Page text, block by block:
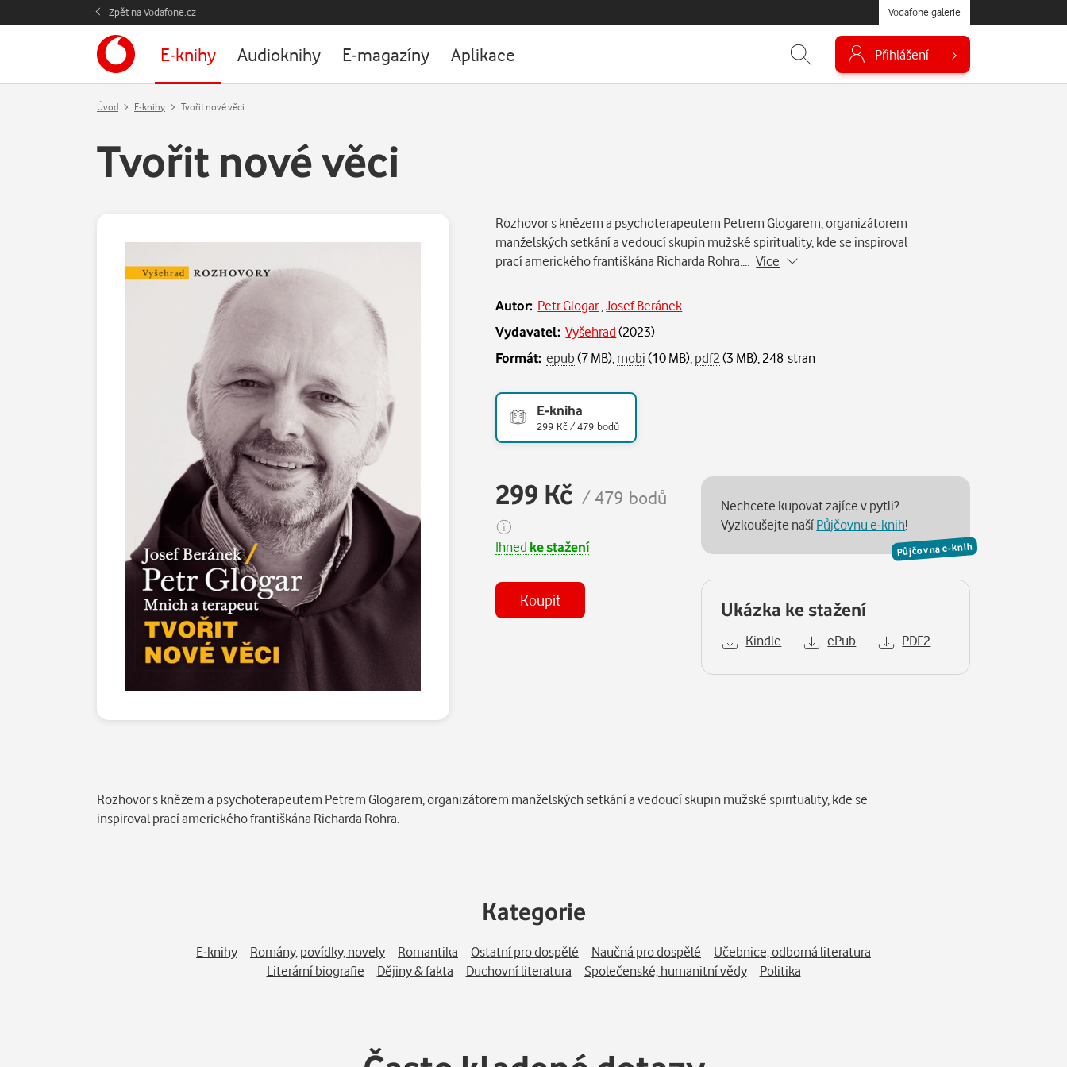
Zpět na Vodafone.cz Vodafone galerie
E-knihy Audioknihy E-magazíny Aplikace Přihlášení
Úvod E-knihy Tvořit nové věci
Tvořit nové věci
Rozhovor s knězem a psychoterapeutem Petrem Glogarem, organizátorem
manželských setkání a vedoucí skupin mužské spirituality, kde se inspiroval
prací amerického františkána Richarda Rohra.…Více
Autor: Petr Glogar,Josef Beránek
Vydavatel: Vyšehrad(2023)
Formát: epub(7 MB), mobi(10 MB), pdf2(3 MB), 248 stran
E-kniha
299 Kč / 479 bodů
299 Kč / 479 bodů
Ihned ke stažení
Koupit
Půjčovna e-knih
Nechcete kupovat zajíce v pytli?
Vyzkoušejte našíPůjčovnu e-knih!
Ukázka ke stažení
Kindle ePub PDF2
Rozhovor s knězem a psychoterapeutem Petrem Glogarem, organizátorem manželských setkání a vedoucí skupin mužské spirituality, kde se
inspiroval prací amerického františkána Richarda Rohra.
Kategorie
E-knihy Romány, povídky, novely Romantika Ostatní pro dospělé Naučná pro dospělé
Učebnice, odborná literatura
Literární biografie
Dějiny & fakta Duchovní literatura Společenské, humanitní vědy Politika